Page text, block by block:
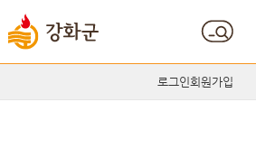
로그인회원가입